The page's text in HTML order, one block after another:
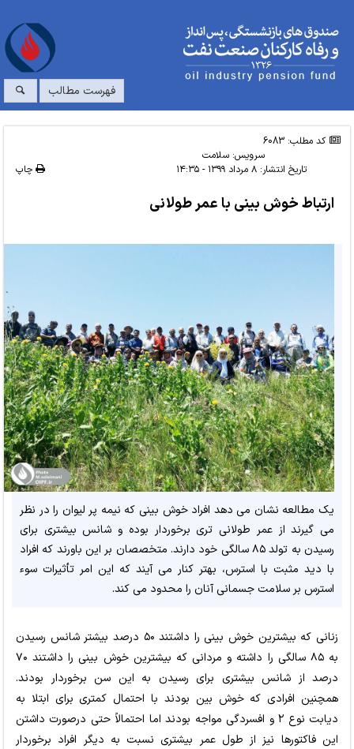
فهرست مطالب
کد مطلب: 6083
سرویس:سلامت
تاریخ انتشار:۸ مرداد ۱۳۹۹ - ۱۴:۳۵ چاپ
ارتباط خوش بینی با عمر طولانی
یک مطالعه نشان می دهد افراد خوش بینی که نیمه پر لیوان را در نظر
می گیرند از عمر طولانی تری برخوردار بوده و شانس بیشتری برای
رسیدن به تولد ۸۵ سالگی خود دارند. متخصصان بر این باورند که افراد
با دید مثبت با استرس، بهتر کنار می آیند که این امر تأثیرات سوء
استرس بر سلامت جسمانی آنان را محدود می کند.
زنانی که بیشترین خوش بینی را داشتند ۵۰ درصد بیشتر شانس رسیدن
به ۸۵ سالگی را داشته و مردانی که بیشترین خوش بینی را داشتند ۷۰
درصد از شانس بیشتری برای رسیدن به این سن برخوردار بودند.
همچنین افرادی که خوش بین بودند با احتمال کمتری برای ابتلا به
دیابت نوع ۲ و افسردگی مواجه بودند اما احتمالاً حتی درصورت داشتن
این فاکتورها نیز از طول عمر بیشتری نسبت به دیگر افراد برخوردار